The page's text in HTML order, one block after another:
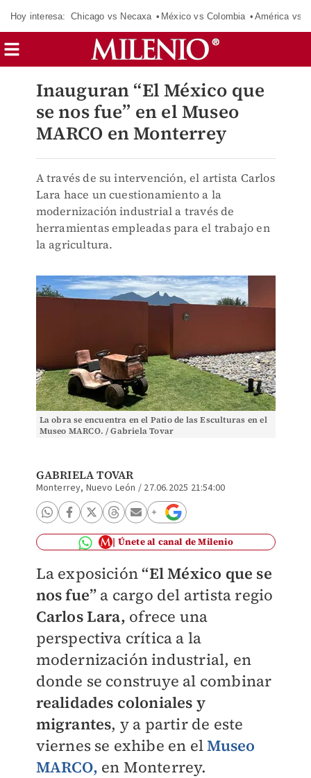
Hoy interesa: Chicago vs Necaxa México vs Colombia América vs
Inauguran “El México que
se nos fue” en el Museo
MARCO en Monterrey
A través de su intervención, el artista Carlos
Lara hace un cuestionamiento a la
modernización industrial a través de
herramientas empleadas para el trabajo en
la agricultura.
La obra se encuentra en el Patio de las Esculturas en el
Museo MARCO. / Gabriela Tovar
GABRIELA TOVAR
Monterrey, Nuevo León / 27.06.2025 21:54:00
Únete al canal de Milenio
La exposición“El México que se
nos fue” a cargo del artista regio
Carlos Lara, ofrece una
perspectiva crítica a la
modernización industrial, en
donde se construye al combinar
realidades coloniales y
migrantes, y a partir de este
viernes se exhibe en elMuseo
MARCO, en Monterrey.